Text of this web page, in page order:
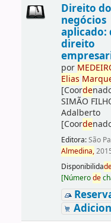
Direito
negócios
aplicado:
direito
por MEDE
Elias
[Coorde
SIMÃO
Adalberto
[Coorde
Editora:São
Almedina,
Disponibilida
[Númerode